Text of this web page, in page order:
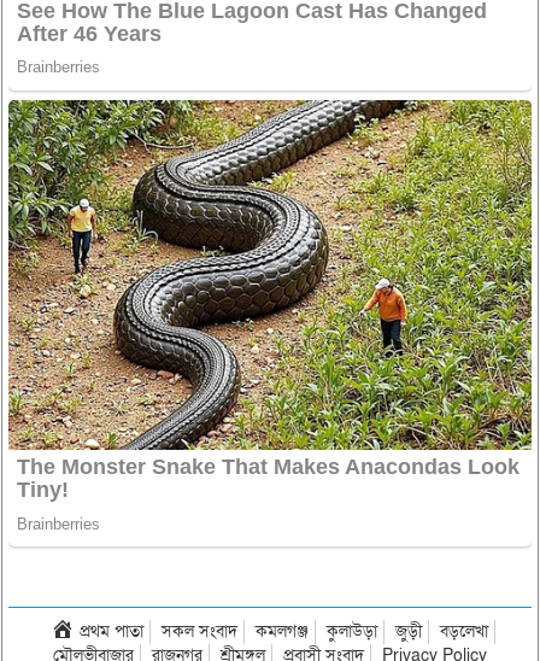
প্রথম পাতা সকল সংবাদ কমলগঞ্জ কুলাউড়া জুড়ী
বড়লেখা
মৌলভীবাজার
রাজনগর শ্রীমঙ্গল প্রবাসী সংবাদ Privacy Policy